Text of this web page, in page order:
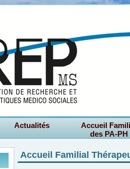
Actualités
Accueil
des PA-PH
Accueil Familial